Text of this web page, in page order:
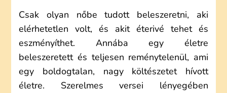
Csak olyan nőbe tudott beleszeretni, aki
elérhetetlen volt, és akit éterivé tehet és
eszményíthet. Annába egy életre
beleszeretett és teljesen reménytelenül, ami
egy boldogtalan, nagy költészetet hívott
életre. Szerelmes versei lényegében